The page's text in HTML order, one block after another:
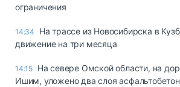
ограничения
14:34
На трассе из Новосибирска в
движение на три месяца
14:15 На севере Омской области, на
Ишим, уложено два слоя